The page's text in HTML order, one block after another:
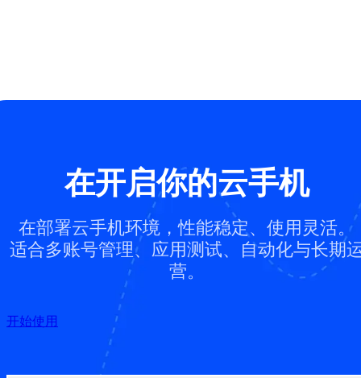
在开启你的云手机
在部署云手机环境，性能稳定、使用灵活。
适合多账号管理、应用测试、自动化与长期
营。
开始使用